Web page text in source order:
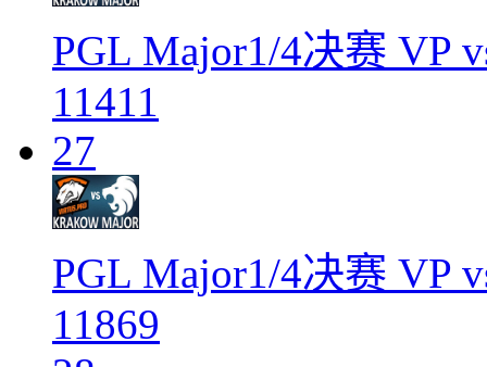
PGL Major1/4决赛 VP
11411
27
PGL Major1/4决赛 VP
11869